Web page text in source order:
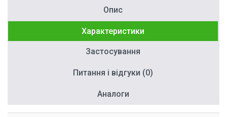
Опис
Характеристики
Застосування
Питання і відгуки (0)
Аналоги